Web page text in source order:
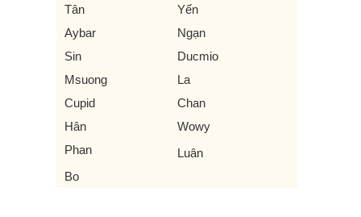
Tân
Yến
Aybar
Ngạn
Sin
Ducmio
Msuong
La
Cupid
Chan
Hân
Wowy
Phan
Luân
Bo